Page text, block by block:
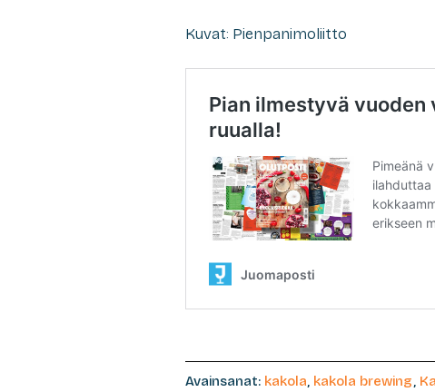
Kuvat: Pienpanimoliitto
Avainsanat: kakola, kakola brewing,